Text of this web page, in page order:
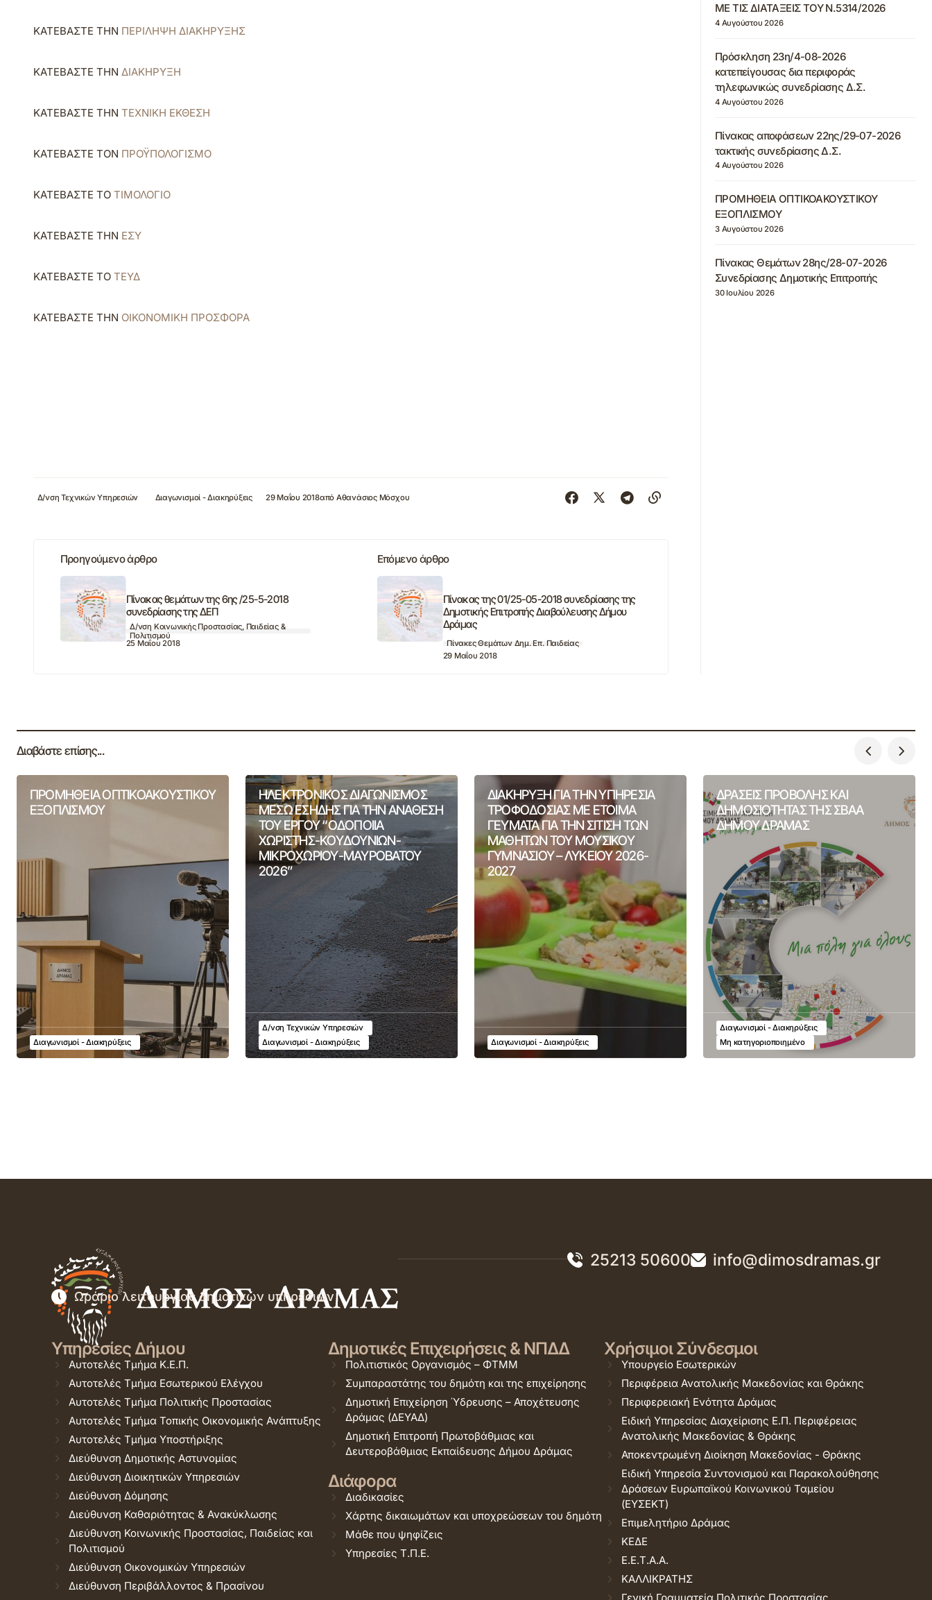
ΚΑΤΕΒΑΣΤΕ ΤΗΝ ΠΕΡΙΛΗΨΗ ΔΙΑΚΗΡΥΞΗΣ
ΚΑΤΕΒΑΣΤΕ ΤΗΝ ΔΙΑΚΗΡΥΞΗ
ΚΑΤΕΒΑΣΤΕ ΤΗΝ ΤΕΧΝΙΚΗ ΕΚΘΕΣΗ
ΚΑΤΕΒΑΣΤΕ ΤΟΝ ΠΡΟΫΠΟΛΟΓΙΣΜΟ
ΚΑΤΕΒΑΣΤΕ ΤΟ ΤΙΜΟΛΟΓΙΟ
ΚΑΤΕΒΑΣΤΕ ΤΗΝ ΕΣΥ
ΚΑΤΕΒΑΣΤΕ ΤΟ ΤΕΥΔ
ΚΑΤΕΒΑΣΤΕ ΤΗΝ ΟΙΚΟΝΟΜΙΚΗ ΠΡΟΣΦΟΡΑ
Δ/νση Τεχνικών Υπηρεσιών Διαγωνισμοί - Διακηρύξεις 29 Μαΐου 2018από Αθανάσιος Μόσχου
Προηγούμενο άρθρο
Πίνακας θεμάτων της 6ης /25-5-2018
συνεδρίασης της ΔΕΠ
Δ/νση Κοινωνικής Προστασίας, Παιδείας &
Πολιτισμού
25 Μαΐου 2018
Επόμενο άρθρο
Πίνακας της 01/25-05-2018 συνεδρίασης της
Δημοτικής Επιτροπής Διαβούλευσης Δήμου
Δράμας
Πίνακες Θεμάτων Δημ. Επ. Παιδείας
29 Μαΐου 2018
ΜΕ ΤΙΣ ΔΙΑΤΑΞΕΙΣ ΤΟΥ Ν.5314/2026
4 Αυγούστου 2026
Πρόσκληση 23η/4-08-2026
κατεπείγουσας δια περιφοράς
τηλεφωνικώς συνεδρίασης Δ.Σ.
4 Αυγούστου 2026
Πίνακας αποφάσεων 22ης/29-07-2026
τακτικής συνεδρίασης Δ.Σ.
4 Αυγούστου 2026
ΠΡΟΜΗΘΕΙΑ ΟΠΤΙΚΟΑΚΟΥΣΤΙΚΟΥ
ΕΞΟΠΛΙΣΜΟΥ
3 Αυγούστου 2026
Πίνακας Θεμάτων 28ης/28-07-2026
Συνεδρίασης Δημοτικής Επιτροπής
30 Ιουλίου 2026
Διαβάστε επίσης...
ΠΡΟΜΗΘΕΙΑ ΟΠΤΙΚΟΑΚΟΥΣΤΙΚΟΥ
ΕΞΟΠΛΙΣΜΟΥ
Διαγωνισμοί - Διακηρύξεις
ΗΛΕΚΤΡΟΝΙΚΟΣ ΔΙΑΓΩΝΙΣΜΟΣ
ΜΕΣΩ ΕΣΗΔΗΣ ΓΙΑ ΤΗΝ ΑΝΑΘΕΣΗ
ΤΟΥ ΕΡΓΟΥ “ΟΔΟΠΟΙΙΑ
ΧΩΡΙΣΤΗΣ-ΚΟΥΔΟΥΝΙΩΝ-
ΜΙΚΡΟΧΩΡΙΟΥ-ΜΑΥΡΟΒΑΤΟΥ
2026”
Δ/νση Τεχνικών Υπηρεσιών
Διαγωνισμοί - Διακηρύξεις
ΔΙΑΚΗΡΥΞΗ ΓΙΑ ΤΗΝ ΥΠΗΡΕΣΙΑ
ΤΡΟΦΟΔΟΣΙΑΣ ΜΕ ΕΤΟΙΜΑ
ΓΕΥΜΑΤΑ ΓΙΑ ΤΗΝ ΣΙΤΙΣΗ ΤΩΝ
ΜΑΘΗΤΩΝ ΤΟΥ ΜΟΥΣΙΚΟΥ
ΓΥΜΝΑΣΙΟΥ – ΛΥΚΕΙΟΥ 2026-
2027
Διαγωνισμοί - Διακηρύξεις
ΔΡΑΣΕΙΣ ΠΡΟΒΟΛΗΣ ΚΑΙ
ΔΗΜΟΣΙΟΤΗΤΑΣ ΤΗΣ ΣΒΑΑ
ΔΗΜΟΥ ΔΡΑΜΑΣ
Διαγωνισμοί - Διακηρύξεις
Μη κατηγοριοποιημένο
25213 50600 info@dimosdramas.gr
Ωράριο λειτουργίας δημοτικών υπηρεσιών
Υπηρεσίες Δήμου
Αυτοτελές Τμήμα Κ.Ε.Π.
Αυτοτελές Τμήμα Εσωτερικού Ελέγχου
Αυτοτελές Τμήμα Πολιτικής Προστασίας
Αυτοτελές Τμήμα Τοπικής Οικονομικής Ανάπτυξης
Αυτοτελές Τμήμα Υποστήριξης
Διεύθυνση Δημοτικής Αστυνομίας
Διεύθυνση Διοικητικών Υπηρεσιών
Διεύθυνση Δόμησης
Διεύθυνση Καθαριότητας & Ανακύκλωσης
Διεύθυνση Κοινωνικής Προστασίας, Παιδείας και
Πολιτισμού
Διεύθυνση Οικονομικών Υπηρεσιών
Διεύθυνση Περιβάλλοντος & Πρασίνου
Δημοτικές Επιχειρήσεις & ΝΠΔΔ
Πολιτιστικός Οργανισμός – ΦΤΜΜ
Συμπαραστάτης του δημότη και της επιχείρησης
Δημοτική Επιχείρηση Ύδρευσης – Αποχέτευσης
Δράμας (ΔΕΥΑΔ)
Δημοτική Επιτροπή Πρωτοβάθμιας και
Δευτεροβάθμιας Εκπαίδευσης Δήμου Δράμας
Διάφορα
Διαδικασίες
Χάρτης δικαιωμάτων και υποχρεώσεων του δημότη
Μάθε που ψηφίζεις
Υπηρεσίες Τ.Π.Ε.
Χρήσιμοι Σύνδεσμοι
Υπουργείο Εσωτερικών
Περιφέρεια Ανατολικής Μακεδονίας και Θράκης
Περιφερειακή Ενότητα Δράμας
Ειδική Υπηρεσίας Διαχείρισης Ε.Π. Περιφέρειας
Ανατολικής Μακεδονίας & Θράκης
Αποκεντρωμένη Διοίκηση Μακεδονίας - Θράκης
Ειδική Υπηρεσία Συντονισμού και Παρακολούθησης
Δράσεων Ευρωπαϊκού Κοινωνικού Ταμείου
(ΕΥΣΕΚΤ)
Επιμελητήριο Δράμας
ΚΕΔΕ
Ε.Ε.Τ.Α.Α.
ΚΑΛΛΙΚΡΑΤΗΣ